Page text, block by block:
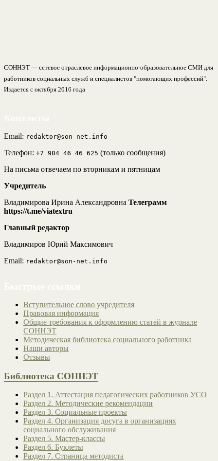
СОННЭТ — сетевое отраслевое информационно-образовательное СМИ для
работников социальных служб и специалистов "помогающих профессий".
Издается с октября 2016 года
Email: redaktor@son-net.info
Телефон: +7 904 46 46 625 (только сообщения)
На письма отвечаем по вторникам и пятницам
Учредитель
Владимирова Ирина Александровна Телеграмм
https://t.me/viatextru
Главный редактор
Владимиров Юрий Максимович
Email: redaktor@son-net.info
Вступительное слово учредителя
Правовая информация
Общие требования к оформлению статей в журнале
СОННЭТ
Методическая библиотека социального работника
Наши авторы
Отзывы
Библиотека СОННЭТ
Раздел 1. Аттестация педагогических работников УСО
Раздел 2. Методические рекомендации
Раздел 3. Социальные проекты
Раздел 4. Организация досуга в организациях
социального обслуживания
Раздел 5. Мастер-классы
Раздел 6. Буклеты
Раздел 7. Страница методиста